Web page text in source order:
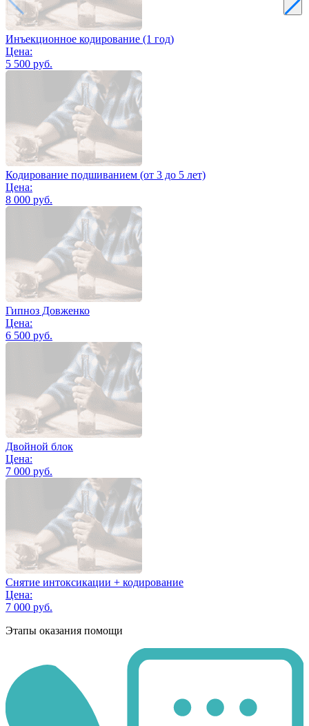
Инъекционное кодирование (1 год)
Цена:
5 500 руб.
Кодирование подшиванием (от 3 до 5 лет)
Цена:
8 000 руб.
Гипноз Довженко
Цена:
6 500 руб.
Двойной блок
Цена:
7 000 руб.
Снятие интоксикации + кодирование
Цена:
7 000 руб.
Этапы оказания помощи